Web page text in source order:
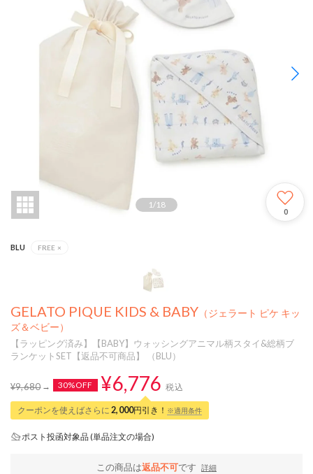
1 /18
0
BLU FREE ×
GELATO PIQUE KIDS & BABY （ジェラート ピケ キッ
ズ＆ベビー）
【ラッピング済み】【BABY】ウォッシングアニマル柄スタイ&総柄ブ
ランケットSET【返品不可商品】 （BLU）
¥9,680 30%OFF ¥6,776 税込
クーポンを使えばさらに 2,000円引き！ ※適用条件
ポスト投函対象品 (単品注文の場合)
この商品は返品不可です 詳細